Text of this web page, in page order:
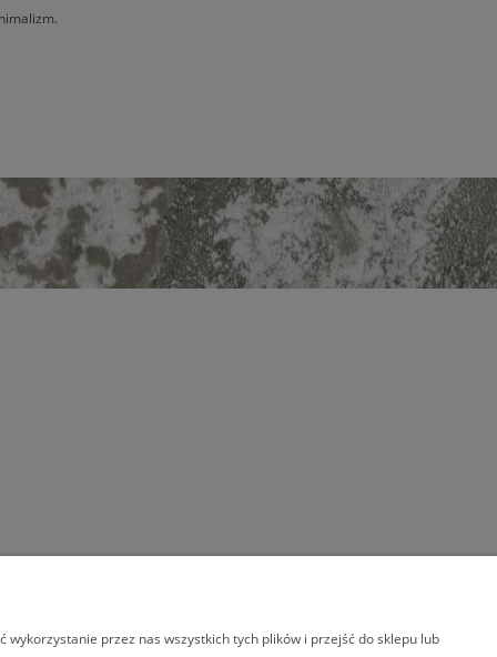
przez nas wszystkich tych plików i przejść do sklepu lub